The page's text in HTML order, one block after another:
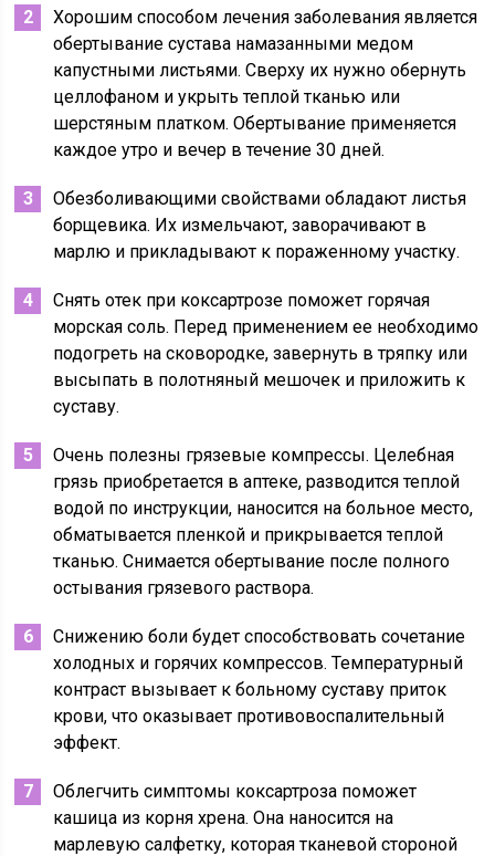
Хорошим способом лечения заболевания является
обертывание сустава намазанными медом
капустными листьями. Сверху их нужно обернуть
целлофаном и укрыть теплой тканью или
шерстяным платком. Обертывание применяется
каждое утро и вечер в течение 30 дней.
Обезболивающими свойствами обладают листья
борщевика. Их измельчают, заворачивают в
марлю и прикладывают к пораженному участку.
Снять отек при коксартрозе поможет горячая
морская соль. Перед применением ее необходимо
подогреть на сковородке, завернуть в тряпку или
высыпать в полотняный мешочек и приложить к
суставу.
Очень полезны грязевые компрессы. Целебная
грязь приобретается в аптеке, разводится теплой
водой по инструкции, наносится на больное место,
обматывается пленкой и прикрывается теплой
тканью. Снимается обертывание после полного
остывания грязевого раствора.
Снижению боли будет способствовать сочетание
холодных и горячих компрессов. Температурный
контраст вызывает к больному суставу приток
крови, что оказывает противовоспалительный
эффект.
Облегчить симптомы коксартроза поможет
кашица из корня хрена. Она наносится на
марлевую салфетку, которая тканевой стороной